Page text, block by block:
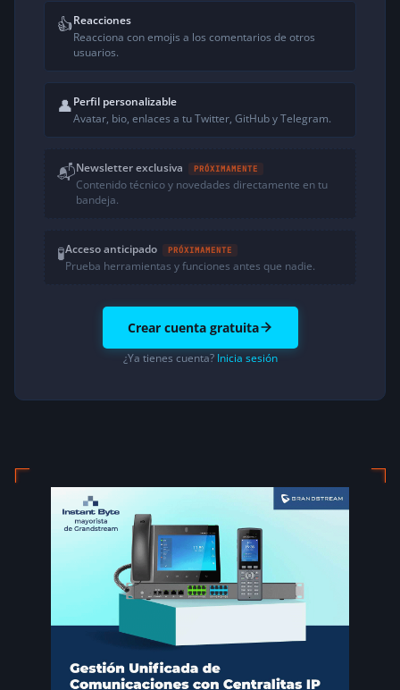
👍Reacciones
Reacciona con emojis a los comentarios de otros
usuarios.
👤Perfil personalizable
Avatar, bio, enlaces a tu Twitter, GitHub y Telegram.
📬Newsletter exclusiva PRÓXIMAMENTE
Contenido técnico y novedades directamente en tu
bandeja.
🧪Acceso anticipado PRÓXIMAMENTE
Prueba herramientas y funciones antes que nadie.
Crear cuenta gratuita
¿Ya tienes cuenta? Inicia sesión